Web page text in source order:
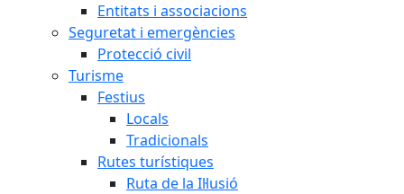
Entitats i associacions
Seguretat i emergències
Protecció civil
Turisme
Festius
Locals
Tradicionals
Rutes turístiques
Ruta de la Il·lusió